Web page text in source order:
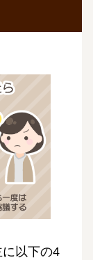
以下の4